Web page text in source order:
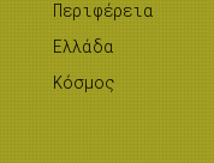
Περιφέρεια
Ελλάδα
Κόσμος